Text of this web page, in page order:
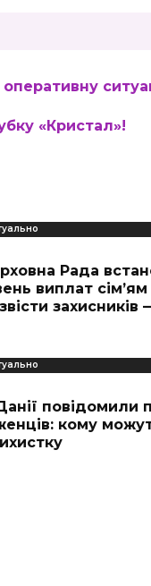
«Кристал»!
Рада
виплат
захисників
повідомили
кому